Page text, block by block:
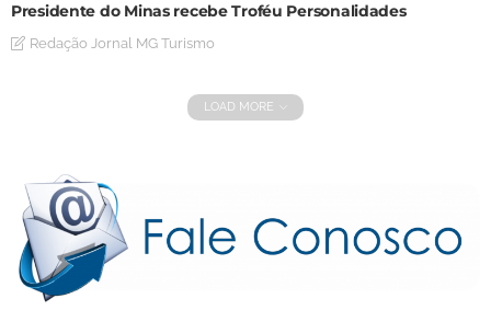
Presidente do Minas recebe Troféu Personalidades
Redação Jornal MG Turismo
LOAD MORE